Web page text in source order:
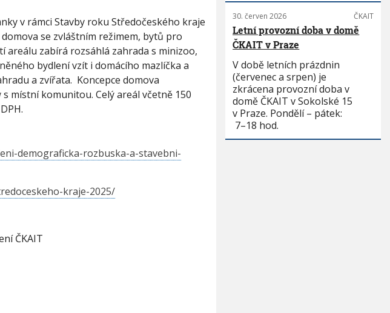
v rámci Stavby roku Středočeského kraje
se zvláštním režimem, bytů pro
areálu zabírá rozsáhlá zahrada s minizoo,
bydlení vzít i domácího mazlíčka a
a zvířata. Koncepce domova
místní komunitou. Celý areál včetně 150
demograficka-rozbuska-a-stavebni-
kraje-2025/
ČKAIT
30. červen 2026 ČKAIT
Letní provozní doba v domě
ČKAIT v Praze
V době letních prázdnin
(červenec a srpen) je
zkrácena provozní doba v
domě ČKAIT v Sokolské 15
v Praze. Pondělí – pátek:
7–18 hod.